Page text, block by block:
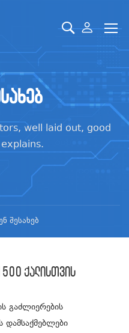
well laid out, good
შესახებ
ქალისთვის
გაძლიერების
დამსაქმებლები